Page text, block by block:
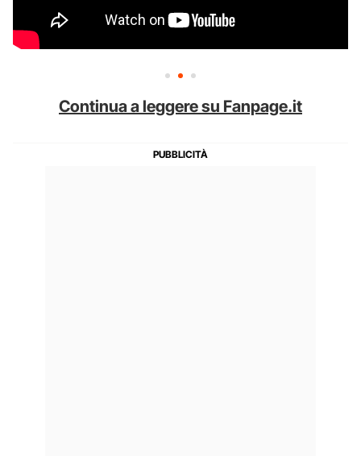
Continua a leggere su Fanpage.it